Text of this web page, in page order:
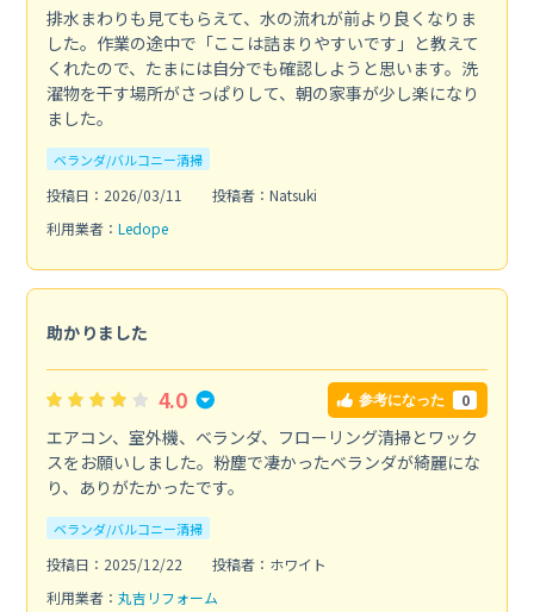
排水まわりも見てもらえて、水の流れが前より良くなりま
した。作業の途中で「ここは詰まりやすいです」と教えて
くれたので、たまには自分でも確認しようと思います。洗
濯物を干す場所がさっぱりして、朝の家事が少し楽になり
ました。
ベランダ/バルコニー清掃
投稿日：2026/03/11
投稿者：Natsuki
利用業者： Ledope
助かりました
4.0 参考になった 0
エアコン、室外機、ベランダ、フローリング清掃とワック
スをお願いしました。粉塵で凄かったベランダが綺麗にな
り、ありがたかったです。
ベランダ/バルコニー清掃
投稿日：2025/12/22
投稿者：ホワイト
利用業者： 丸吉リフォーム